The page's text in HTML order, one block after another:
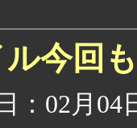
ル今回
：02月04